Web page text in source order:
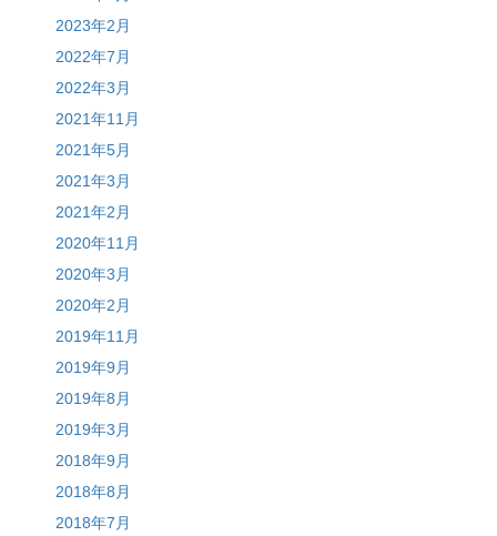
2023年2月
2022年7月
2022年3月
2021年11月
2021年5月
2021年3月
2021年2月
2020年11月
2020年3月
2020年2月
2019年11月
2019年9月
2019年8月
2019年3月
2018年9月
2018年8月
2018年7月